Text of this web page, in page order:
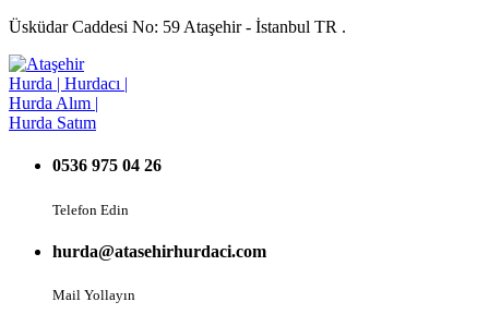
Üsküdar Caddesi No: 59 Ataşehir - İstanbul TR .
0536 975 04 26
Telefon Edin
hurda@atasehirhurdaci.com
Mail Yollayın